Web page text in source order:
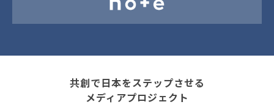
共創で日本をステップさせる
メディアプロジェクト